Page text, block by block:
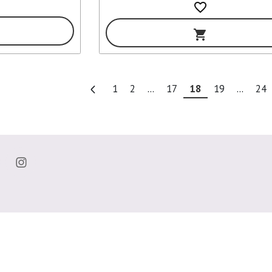
favorite_border
shopping_cart
1 2 ... 17 18 19 ... 24